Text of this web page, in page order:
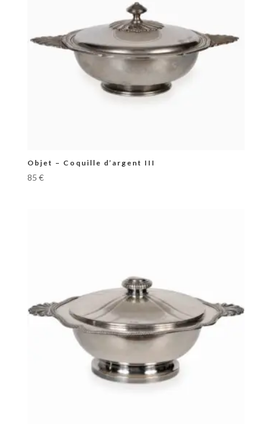
Objet – Coquille d’argent III
85 €